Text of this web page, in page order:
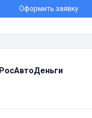
Оформить заявку
РосАвтоДеньги